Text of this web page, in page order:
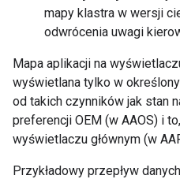
mapy klastra w wersji
odwrócenia uwagi
Mapa aplikacji na
wyświetlana tylko w
od takich czynników jak stan
preferencji OEM (w AAOS) i
wyświetlaczu głównym (w
Przykładowy przepływ